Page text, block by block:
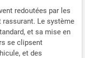
(40 – 105
avec
(100 – 125
redoutées par les
rassurant. Le système
et sa mise en
se clipsent
et des